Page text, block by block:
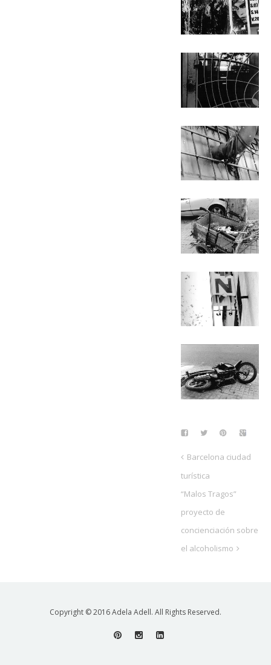
Barcelona ciudad
turística
“Malos Tragos”
proyecto de
concienciación sobre
el alcoholismo
Copyright © 2016 Adela Adell. All Rights Reserved.